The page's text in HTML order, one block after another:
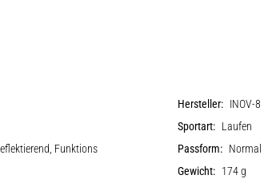
Hersteller: INOV-8
Sportart: Laufen
Funktions Passform: Normal
Gewicht: 174 g